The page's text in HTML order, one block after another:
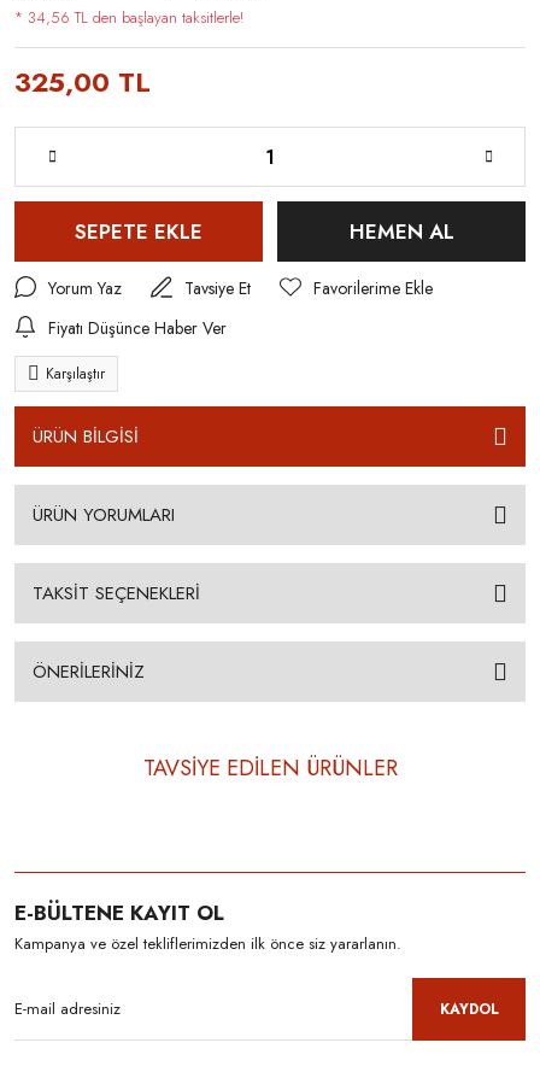
* 34,56 TL den başlayan taksitlerle!
325,00 TL
SEPETE EKLE HEMEN AL
Yorum Yaz
Tavsiye Et
Fiyatı Düşünce Haber Ver
Karşılaştır
ÜRÜN BİLGİSİ
ÜRÜN YORUMLARI
TAKSİT SEÇENEKLERİ
ÖNERİLERİNİZ
TAVSİYE EDİLEN ÜRÜNLER
E-BÜLTENE KAYIT OL
Kampanya ve özel tekliflerimizden ilk önce siz yararlanın.
KAYDOL